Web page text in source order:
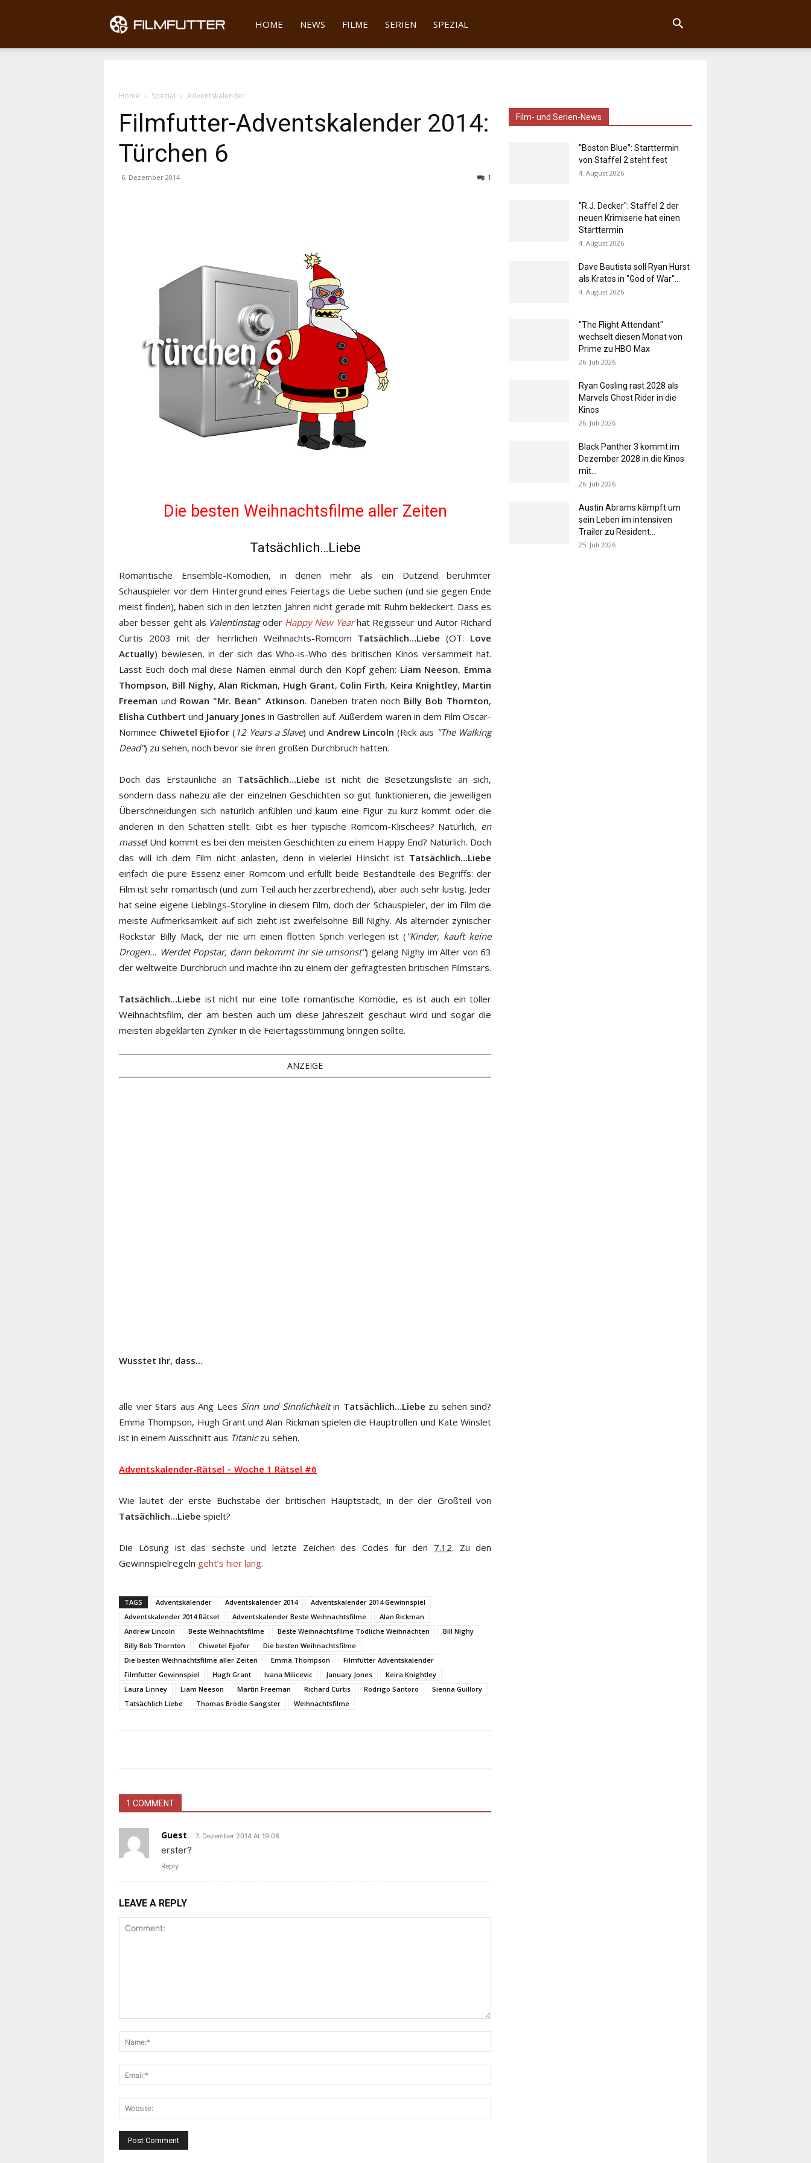
Filmfutter
HOME NEWS FILME SERIEN SPEZIAL
Home Spezial Adventskalender
Filmfutter-Adventskalender 2014:
Türchen 6
6. Dezember 2014 1
Die besten Weihnachtsfilme aller Zeiten
Tatsächlich…Liebe
Romantische Ensemble-Komödien, in denen mehr als ein Dutzend berühmter
Schauspieler vor dem Hintergrund eines Feiertags die Liebe suchen (und sie gegen Ende
meist finden), haben sich in den letzten Jahren nicht gerade mit Ruhm bekleckert. Dass es
aber besser geht als Valentinstagoder Happy New Yearhat Regisseur und Autor Richard
Curtis 2003 mit der herrlichen Weihnachts-Romcom Tatsächlich…Liebe (OT: Love
Actually) bewiesen, in der sich das Who-is-Who des britischen Kinos versammelt hat.
Lasst Euch doch mal diese Namen einmal durch den Kopf gehen: Liam Neeson, Emma
Thompson, Bill Nighy,Alan Rickman, Hugh Grant, Colin Firth, Keira Knightley, Martin
Freeman und Rowan "Mr. Bean" Atkinson. Daneben traten noch Billy Bob Thornton,
Elisha Cuthbert und January Jones in Gastrollen auf. Außerdem waren in dem Film Oscar-
Nominee Chiwetel Ejiofor ( 12 Years a Slave) und Andrew Lincoln (Rick aus "The Walking
Dead") zu sehen, noch bevor sie ihren großen Durchbruch hatten.
Doch das Erstaunliche an Tatsächlich…Liebe ist nicht die Besetzungsliste an sich,
sondern dass nahezu alle der einzelnen Geschichten so gut funktionieren, die jeweiligen
Überschneidungen sich natürlich anfühlen und kaum eine Figur zu kurz kommt oder die
anderen in den Schatten stellt. Gibt es hier typische Romcom-Klischees? Natürlich, en
masse! Und kommt es bei den meisten Geschichten zu einem Happy End? Natürlich. Doch
das will ich dem Film nicht anlasten, denn in vielerlei Hinsicht ist Tatsächlich…Liebe
einfach die pure Essenz einer Romcom und erfüllt beide Bestandteile des Begriffs: der
Film ist sehr romantisch (und zum Teil auch herzzerbrechend), aber auch sehr lustig. Jeder
hat seine eigene Lieblings-Storyline in diesem Film, doch der Schauspieler, der im Film die
meiste Aufmerksamkeit auf sich zieht ist zweifelsohne Bill Nighy. Als alternder zynischer
Rockstar Billy Mack, der nie um einen flotten Sprich verlegen ist ( "Kinder, kauft keine
Drogen… Werdet Popstar, dann bekommt ihr sie umsonst") gelang Nighy im Alter von 63
der weltweite Durchbruch und machte ihn zu einem der gefragtesten britischen Filmstars.
Tatsächlich…Liebe ist nicht nur eine tolle romantische Komödie, es ist auch ein toller
Weihnachtsfilm, der am besten auch um diese Jahreszeit geschaut wird und sogar die
meisten abgeklärten Zyniker in die Feiertagsstimmung bringen sollte.
ANZEIGE
Wusstet Ihr, dass…
alle vier Stars aus Ang Lees Sinn und Sinnlichkeitin Tatsächlich…Liebe zu sehen sind?
Emma Thompson, Hugh Grant und Alan Rickman spielen die Hauptrollen und Kate Winslet
ist in einem Ausschnitt aus Titaniczu sehen.
Adventskalender-Rätsel – Woche 1 Rätsel #6
Wie lautet der erste Buchstabe der britischen Hauptstadt, in der der Großteil von
Tatsächlich…Liebe spielt?
Die Lösung ist das sechste und letzte Zeichen des Codes für den 7.12. Zu den
Gewinnspielregeln geht’s hier lang.
TAGS Adventskalender Adventskalender 2014
Adventskalender 2014 Gewinnspiel
Adventskalender 2014 Rätsel
Adventskalender Beste Weihnachtsfilme
Alan Rickman
Andrew Lincoln
Beste Weihnachtsfilme Beste Weihnachtsfilme Tödliche Weihnachten
Bill Nighy
Billy Bob Thornton
Chiwetel Ejiofor
Die besten Weihnachtsfilme
Die besten Weihnachtsfilme aller Zeiten
Emma Thompson
Filmfutter Adventskalender
Filmfutter Gewinnspiel
Hugh Grant Ivana Milicevic January Jones
Keira Knightley
Laura Linney
Liam Neeson Martin Freeman Richard Curtis Rodrigo Santoro
Sienna Guillory
Tatsächlich Liebe
Thomas Brodie-Sangster Weihnachtsfilme
1 COMMENT
Guest 7. Dezember 2014 At 19:08
erster?
Reply
LEAVE A REPLY
Film- und Serien-News
"Boston Blue": Starttermin
von Staffel 2 steht fest
4. August 2026
"R.J. Decker": Staffel 2 der
neuen Krimiserie hat einen
Starttermin
4. August 2026
Dave Bautista soll Ryan Hurst
als Kratos in "God of War"...
4. August 2026
"The Flight Attendant"
wechselt diesen Monat von
Prime zu HBO Max
26. Juli 2026
Ryan Gosling rast 2028 als
Marvels Ghost Rider in die
Kinos
26. Juli 2026
Black Panther 3 kommt im
Dezember 2028 in die Kinos
mit...
26. Juli 2026
Austin Abrams kämpft um
sein Leben im intensiven
Trailer zu Resident...
25. Juli 2026